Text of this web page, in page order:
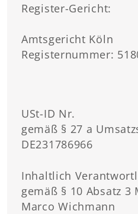
Register-Gericht:
Amtsgericht Köln
Registernummer:
USt-ID Nr.
gemäß § 27 a
DE231786966
Inhaltlich
gemäß § 10 Absatz 3
Marco Wichmann